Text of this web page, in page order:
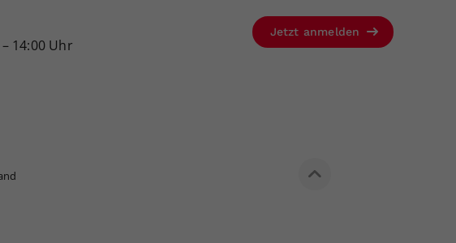
14:00 Uhr
Jetzt anmelden